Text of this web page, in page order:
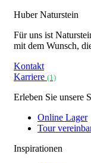
Huber Naturstein
Für uns ist
mit dem Wunsch,
Kontakt
Karriere (1)
Erleben Sie unsere
Online Lager
Tour
Inspirationen